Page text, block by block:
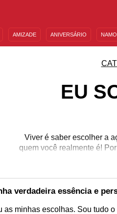
AMIZADE ANIVERSÁRIO
EU
Viver é saber escolher a
quem você realmente é!
verdadeira essência e
as minhas escolhas. Sou tudo